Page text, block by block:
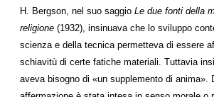
H. Bergson, nel suo saggio Le due fonti della
religione (1932), insinuava che lo sviluppo
scienza e della tecnica permetteva di essere
schiavitù di certe fatiche materiali. Tuttavia
aveva bisogno di «un supplemento di anima».